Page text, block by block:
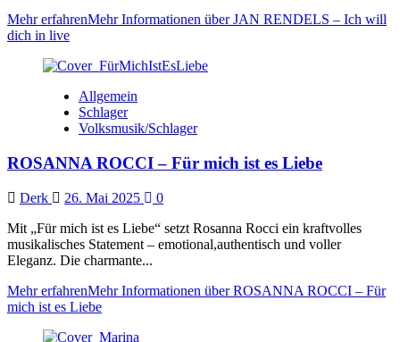
Mehr erfahrenMehr Informationen über JAN RENDELS – Ich will
dich in live
Allgemein
Schlager
Volksmusik/Schlager
ROSANNA ROCCI – Für mich ist es Liebe
Derk 26. Mai 2025
0
Mit „Für mich ist es Liebe“ setzt Rosanna Rocci ein kraftvolles
musikalisches Statement – emotional,authentisch und voller
Eleganz. Die charmante...
Mehr erfahrenMehr Informationen über ROSANNA ROCCI – Für
mich ist es Liebe